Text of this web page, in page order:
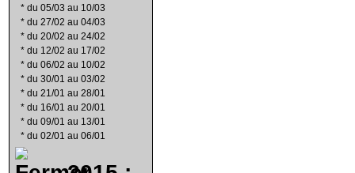
* du 05/03 au 10/03
* du 27/02 au 04/03
* du 20/02 au 24/02
* du 12/02 au 17/02
* du 06/02 au 10/02
* du 30/01 au 03/02
* du 21/01 au 28/01
* du 16/01 au 20/01
* du 09/01 au 13/01
* du 02/01 au 06/01